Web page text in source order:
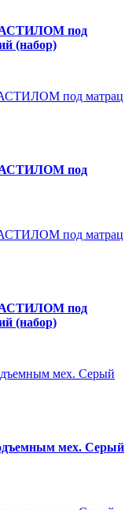
под
(набор)
под
под
(набор)
мех. Серый